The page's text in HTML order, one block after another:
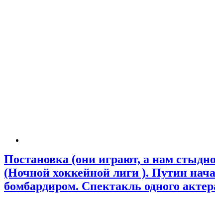
Постановка (они играют, а нам
(Ночной хоккейной лиги ). Путин
бомбардиром. Спектакль одного